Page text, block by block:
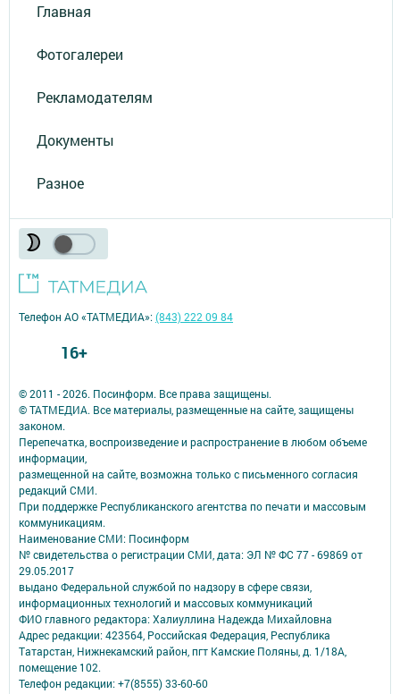
Главная
Фотогалереи
Рекламодателям
Документы
Разное
© 2011 - 2026. Посинформ. Все права защищены.
© ТАТМЕДИА. Все материалы, размещенные на сайте, защищены
законом.
Перепечатка, воспроизведение и распространение в любом объеме
информации,
размещенной на сайте, возможна только с письменного согласия
редакций СМИ.
При поддержке Республиканского агентства по печати и массовым
коммуникациям.
Наименование СМИ: Посинформ
№ свидетельства о регистрации СМИ, дата: ЭЛ № ФС 77 - 69869 от
29.05.2017
выдано Федеральной службой по надзору в сфере связи,
информационных технологий и массовых коммуникаций
ФИО главного редактора: Халиуллина Надежда Михайловна
Адрес редакции: 423564, Российская Федерация, Республика
Татарстан, Нижнекамский район, пгт Камские Поляны, д. 1/18А,
помещение 102.
Телефон редакции: +7(8555) 33-60-60
Телефон АО «ТАТМЕДИА»:(843) 222 09 84
16+